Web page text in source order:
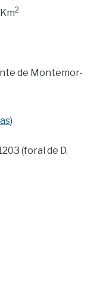
2
de Montemor-
)
(foral de D.